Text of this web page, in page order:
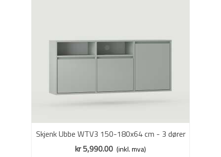
Skjenk Ubbe WTV3 150-180x64 cm - 3 dører
- veggmontert - velg farge selv
kr 5,990.00 (inkl. mva)